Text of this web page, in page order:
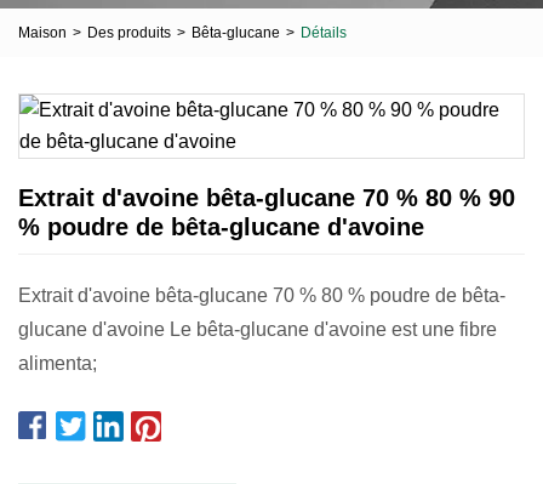
Maison > Des produits > Bêta-glucane > Détails
Extrait d'avoine bêta-glucane 70 % 80 % 90
% poudre de bêta-glucane d'avoine
Extrait d'avoine bêta-glucane 70 % 80 % poudre de bêta-
glucane d'avoine Le bêta-glucane d'avoine est une fibre
alimenta;